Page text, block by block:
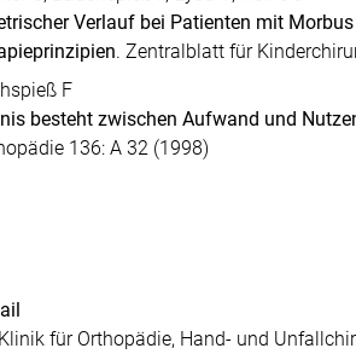
Verlauf bei Patienten mit
. Zentralblatt für
F
besteht zwischen Aufwand und
136: A 32 (1998)
für Orthopädie, Hand- und